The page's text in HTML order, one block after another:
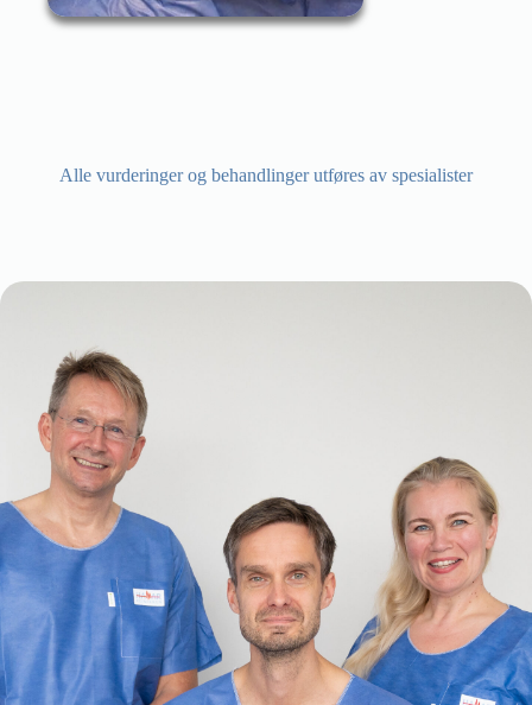
Alle vurderinger og behandlinger utføres av spesialister